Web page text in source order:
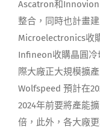
Ascatron和
整合，同時也計畫
Microelectronics收
Infineon收購晶圓冷
際大廠正大規模擴
Wolfspeed 預計在
2024年前要將產能
倍，此外，各大廠